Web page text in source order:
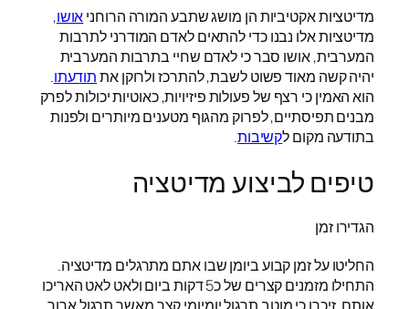
מדיטציות אקטיביות הן מושג שתבע המורה הרוחניאושו,
מדיטציות אלו נבנו כדי להתאים לאדם המודרני לתרבות
המערבית, אושו סבר כי לאדם שחיי בתרבות המערבית
יהיה קשה מאוד פשוט לשבת, להתרכז ולרוקן אתתודעתו.
הוא האמין כי רצף של פעולות פיזיויות, כאוטיות יכולות לפרק
מבנים תפיסתיים, לפרוק מהגוף מטענים מיותרים ולפנות
בתודעה מקום לקשיבות.
טיפים לביצוע מדיטציה
הגדירו זמן
החליטו על זמן קבוע ביומן שבו אתם מתרגלים מדיטציה.
התחילו מזמנים קצרים של כ5 דקות ביום ולאט לאט האריכו